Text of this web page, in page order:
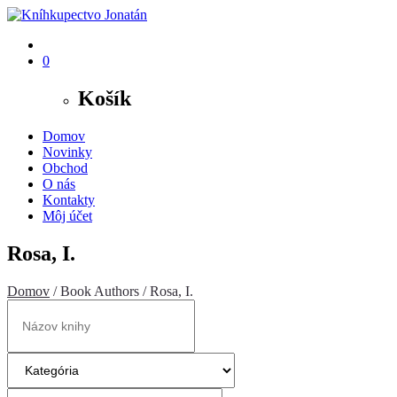
0
Košík
Domov
Novinky
Obchod
O nás
Kontakty
Môj účet
Rosa, I.
Domov / Book Authors / Rosa, I.